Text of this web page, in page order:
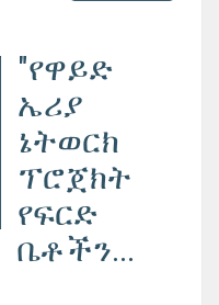
"የዋይድ
ኤሪያ
ኔትወርክ
ፕሮጀክት
የፍርድ
ቤቶችን...